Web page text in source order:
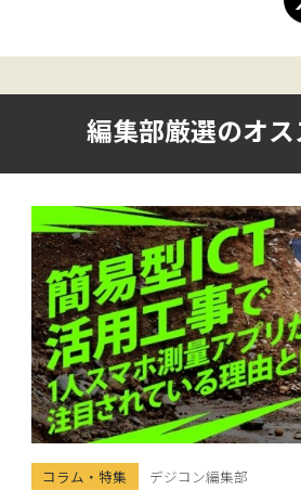
編集部厳選のオ
コラム・特集 デジコン編集部